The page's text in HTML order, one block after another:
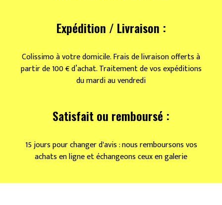
Expédition / Livraison :
Colissimo à votre domicile. Frais de livraison offerts à
partir de 100 € d’achat. Traitement de vos expéditions
du mardi au vendredi
Satisfait ou remboursé :
15 jours pour changer d'avis : nous remboursons vos
achats en ligne et échangeons ceux en galerie